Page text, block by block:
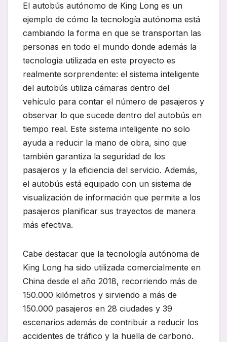
El autobús autónomo de King Long es un
ejemplo de cómo la tecnología autónoma está
cambiando la forma en que se transportan las
personas en todo el mundo donde además la
tecnología utilizada en este proyecto es
realmente sorprendente: el sistema inteligente
del autobús utiliza cámaras dentro del
vehículo para contar el número de pasajeros y
observar lo que sucede dentro del autobús en
tiempo real. Este sistema inteligente no solo
ayuda a reducir la mano de obra, sino que
también garantiza la seguridad de los
pasajeros y la eficiencia del servicio. Además,
el autobús está equipado con un sistema de
visualización de información que permite a los
pasajeros planificar sus trayectos de manera
más efectiva.
Cabe destacar que la tecnología autónoma de
King Long ha sido utilizada comercialmente en
China desde el año 2018, recorriendo más de
150.000 kilómetros y sirviendo a más de
150.000 pasajeros en 28 ciudades y 39
escenarios además de contribuir a reducir los
accidentes de tráfico y la huella de carbono.